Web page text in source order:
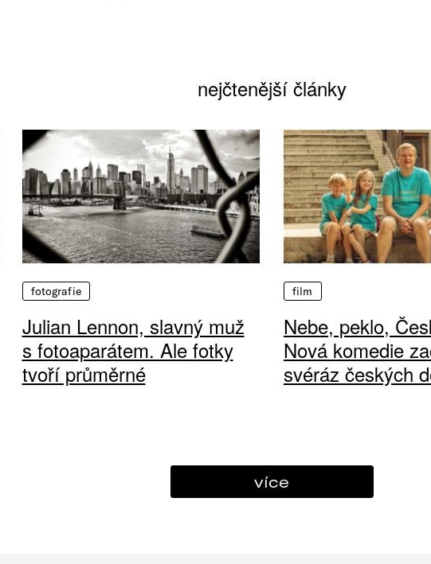
nejčtenější články
fotografie
Julian Lennon, slavný muž
s fotoaparátem. Ale fotky
tvoří průměrné
film
Nebe, peklo,
Nová komedie
svéráz českých
více